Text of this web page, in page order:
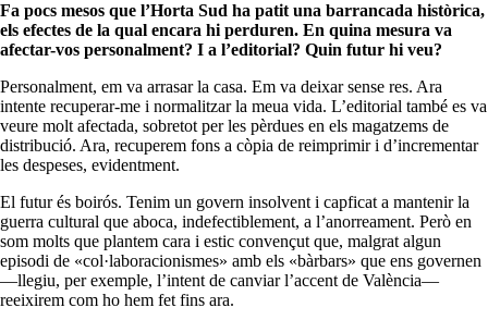
Fa pocs mesos que l’Horta Sud ha patit una barrancada històrica,
els efectes de la qual encara hi perduren. En quina mesura va
afectar-vos personalment? I a l’editorial? Quin futur hi veu?
Personalment, em va arrasar la casa. Em va deixar sense res. Ara
intente recuperar-me i normalitzar la meua vida. L’editorial també es va
veure molt afectada, sobretot per les pèrdues en els magatzems de
distribució. Ara, recuperem fons a còpia de reimprimir i d’incrementar
les despeses, evidentment.
El futur és boirós. Tenim un govern insolvent i capficat a mantenir la
guerra cultural que aboca, indefectiblement, a l’anorreament. Però en
som molts que plantem cara i estic convençut que, malgrat algun
episodi de «col·laboracionismes» amb els «bàrbars» que ens governen
—llegiu, per exemple, l’intent de canviar l’accent de València—
reeixirem com ho hem fet fins ara.